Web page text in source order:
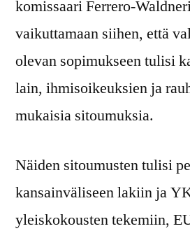
komissaari Ferrero-
vaikuttamaan siihen, että
olevan sopimukseen tulisi
lain, ihmisoikeuksien ja
mukaisia sitoumuksia.
Näiden sitoumusten tulisi
kansainväliseen lakiin ja
yleiskokousten tekemiin,